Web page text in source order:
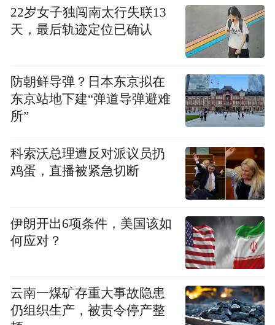
制造总部武汉工厂，每过90秒，就有一台新
车驶下生产线，这些产品或通过“车谷号”汽
车滚装船直航出海，或通过中欧班列（武
汽车持续加速海外市场拓展与品牌“出海”步
伐，1-6月，出口11.5万辆，其中自主新能源
政策驱动：通关便利化改革释放红利
时间回溯至2025年初，湖北外贸曾面临严峻
考验。1-2月，全省进出口仅增长0.5%。然
而，从3月开始，一场漂亮的"翻身仗"悄然打
响：一季度进出口增速跃升至16.6%，二季度
进出口值突破2200亿元，同比增长39.1%。
这种V型反转绝非偶然，而是政策与市场的
22岁女子独闯南太行失联13
天，最后轨迹定位已确认
防朝鲜导弹？日本东京拟在
东京站地下建“弹道导弹避难
所”
科索沃总理遭反对派议员扔
鸡蛋，直播被紧急切断
伊朗开出6项条件，美国该如
何应对？
云南一煤矿存重大事故隐患
仍组织生产，被责令停产整